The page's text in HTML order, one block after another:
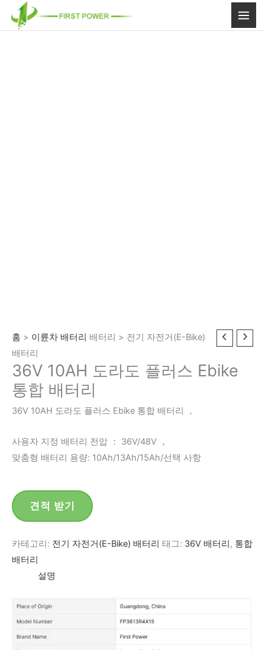
홈 > 이륜차 배터리 배터리 > 전기 자전거(E-Bike)
배터리
36V 10AH 도라도 플러스 Ebike
통합 배터리
36V 10AH 도라도 플러스 Ebike 통합 배터리 ，
사용자 지정 배터리 전압 ： 36V/48V ，
맞춤형 배터리 용량: 10Ah/13Ah/15Ah/선택 사항
견적 받기
카테고리: 전기 자전거(E-Bike) 배터리 태그: 36V 배터리, 통합
배터리
설명